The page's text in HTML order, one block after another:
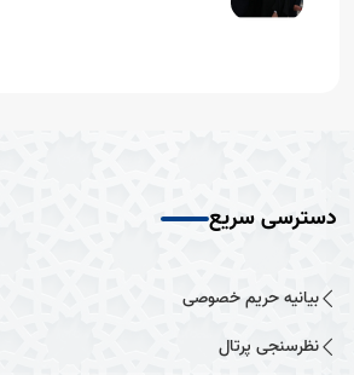
دسترسی سریع
بیانیه حریم خصوصی
نظرسنجی پرتال